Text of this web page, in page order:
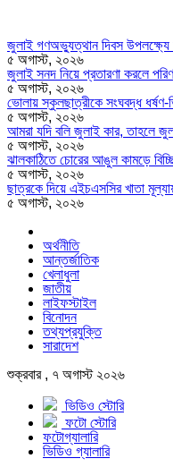
জুলাই গণঅভ্যুত্থান দিবস উপলক্ষ্যে
৫ অগাস্ট, ২০২৬
জুলাই সনদ নিয়ে প্রতারণা করলে
৫ অগাস্ট, ২০২৬
ভোলায় স্কুলছাত্রীকে সংঘবদ্ধ
৫ অগাস্ট, ২০২৬
আমরা যদি বলি জুলাই কার, তাহলে
৫ অগাস্ট, ২০২৬
ঝালকাঠিতে চোরের আঙুল কামড়ে
৫ অগাস্ট, ২০২৬
ছাত্রকে দিয়ে এইচএসসির খাতা
৫ অগাস্ট, ২০২৬
অর্থনীতি
আন্তর্জাতিক
খেলাধুলা
জাতীয়
লাইফস্টাইল
বিনোদন
তথ্যপ্রযুক্তি
সারাদেশ
শুক্রবার , ৭ অগাস্ট ২০২৬
ভিডিও স্টোরি
ফটো স্টোরি
ফটোগ্যালারি
ভিডিও গ্যালারি